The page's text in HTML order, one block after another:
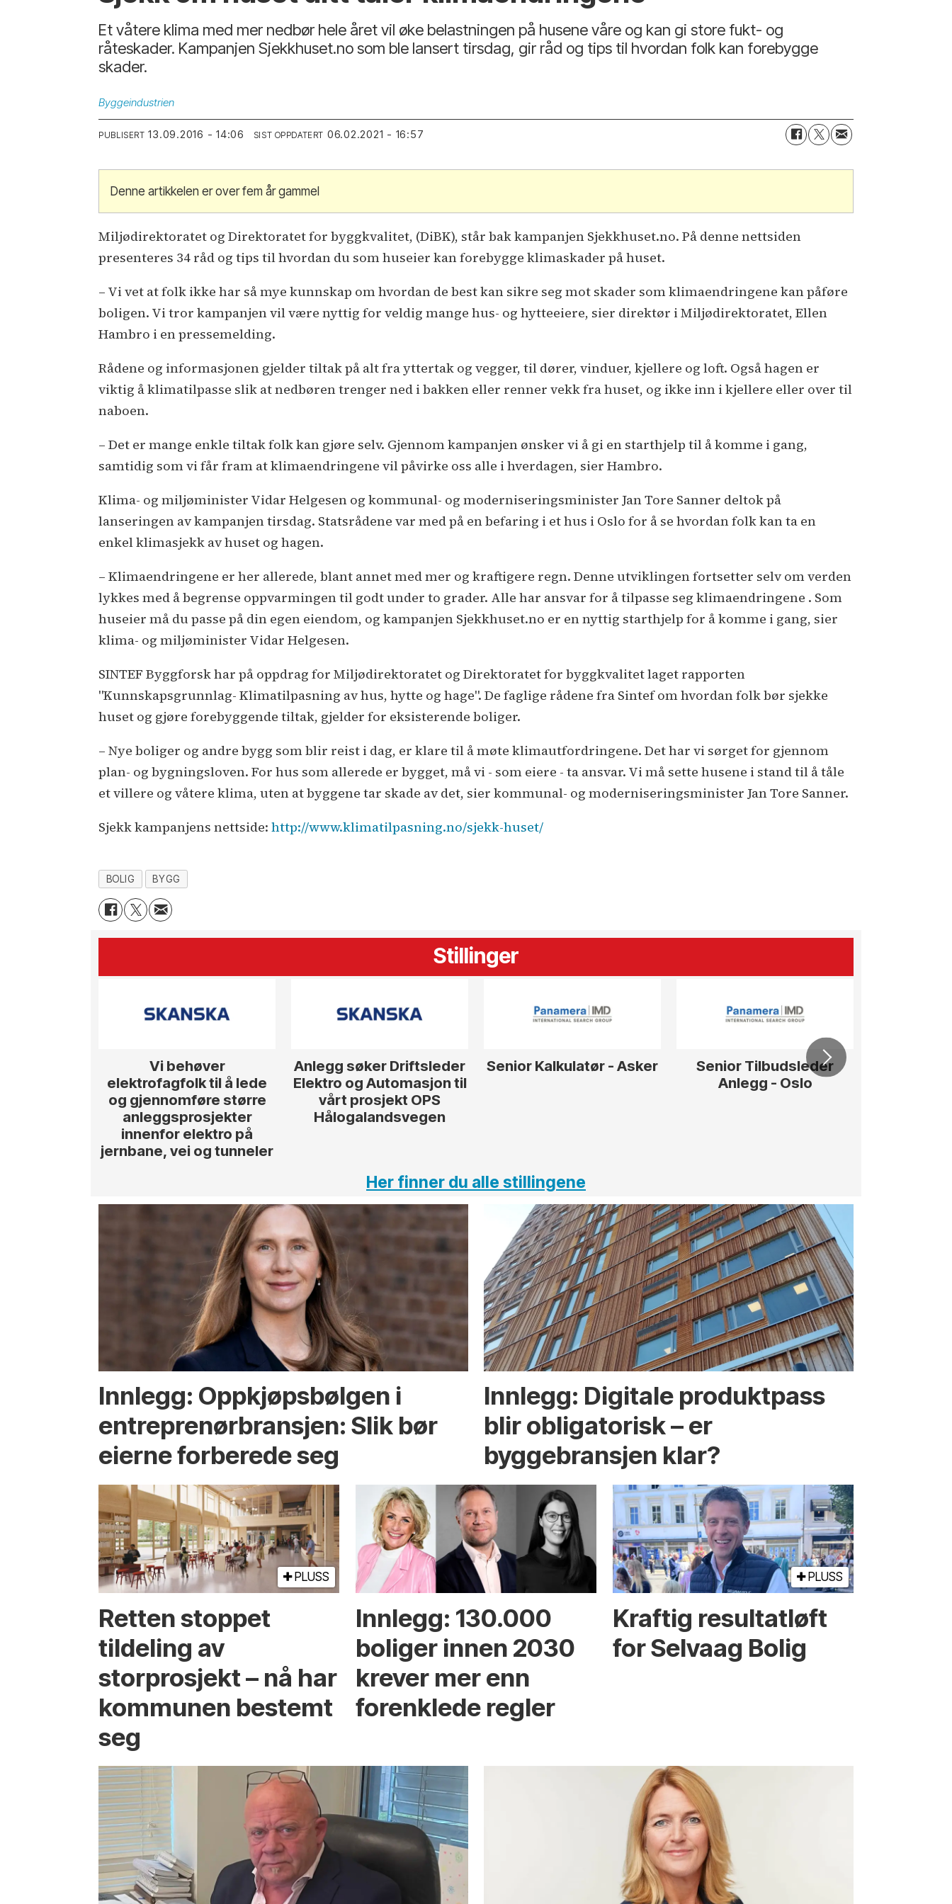
Et våtere klima med mer nedbør hele året vil øke belastningen på husene våre og kan gi store fukt- og
råteskader. Kampanjen Sjekkhuset.no som ble lansert tirsdag, gir råd og tips til hvordan folk kan forebygge
skader.
Byggeindustrien
PUBLISERT 13.09.2016 - 14:06 SIST OPPDATERT 06.02.2021 - 16:57
Denne artikkelen er over fem år gammel
Miljødirektoratet og Direktoratet for byggkvalitet, (DiBK), står bak kampanjen Sjekkhuset.no. På denne nettsiden
presenteres 34 råd og tips til hvordan du som huseier kan forebygge klimaskader på huset.
– Vi vet at folk ikke har så mye kunnskap om hvordan de best kan sikre seg mot skader som klimaendringene kan påføre
boligen. Vi tror kampanjen vil være nyttig for veldig mange hus- og hytteeiere, sier direktør i Miljødirektoratet, Ellen
Hambro i en pressemelding.
Rådene og informasjonen gjelder tiltak på alt fra yttertak og vegger, til dører, vinduer, kjellere og loft. Også hagen er
viktig å klimatilpasse slik at nedbøren trenger ned i bakken eller renner vekk fra huset, og ikke inn i kjellere eller over til
naboen.
– Det er mange enkle tiltak folk kan gjøre selv. Gjennom kampanjen ønsker vi å gi en starthjelp til å komme i gang,
samtidig som vi får fram at klimaendringene vil påvirke oss alle i hverdagen, sier Hambro.
Klima- og miljøminister Vidar Helgesen og kommunal- og moderniseringsminister Jan Tore Sanner deltok på
lanseringen av kampanjen tirsdag. Statsrådene var med på en befaring i et hus i Oslo for å se hvordan folk kan ta en
enkel klimasjekk av huset og hagen.
– Klimaendringene er her allerede, blant annet med mer og kraftigere regn. Denne utviklingen fortsetter selv om verden
lykkes med å begrense oppvarmingen til godt under to grader. Alle har ansvar for å tilpasse seg klimaendringene . Som
huseier må du passe på din egen eiendom, og kampanjen Sjekkhuset.no er en nyttig starthjelp for å komme i gang, sier
klima- og miljøminister Vidar Helgesen.
SINTEF Byggforsk har på oppdrag for Miljødirektoratet og Direktoratet for byggkvalitet laget rapporten
"Kunnskapsgrunnlag- Klimatilpasning av hus, hytte og hage". De faglige rådene fra Sintef om hvordan folk bør sjekke
huset og gjøre forebyggende tiltak, gjelder for eksisterende boliger.
– Nye boliger og andre bygg som blir reist i dag, er klare til å møte klimautfordringene. Det har vi sørget for gjennom
plan- og bygningsloven. For hus som allerede er bygget, må vi - som eiere - ta ansvar. Vi må sette husene i stand til å tåle
et villere og våtere klima, uten at byggene tar skade av det, sier kommunal- og moderniseringsminister Jan Tore Sanner.
Sjekk kampanjens nettside:http://www.klimatilpasning.no/sjekk-huset/
BOLIG BYGG
Stillinger
Vi behøver
elektrofagfolk til å lede
og gjennomføre større
anleggsprosjekter
innenfor elektro på
jernbane, vei og tunneler
Anlegg søker Driftsleder
Elektro og Automasjon til
vårt prosjekt OPS
Hålogalandsvegen
Senior Kalkulatør - Asker
Senior Tilbudsleder
Anlegg - Oslo
Her finner du alle stillingene
Innlegg: Oppkjøps­bølgen i
entreprenør­bransjen: Slik bør
eierne forberede seg
Innlegg: Digitale produktpass
blir obligatorisk – er
byggebransjen klar?
PLUSS
Retten stoppet
tildeling av
storprosjekt – nå har
kommunen bestemt
seg
Innlegg: 130.000
boliger innen 2030
krever mer enn
forenklede regler
PLUSS
Kraftig resultatløft
for Selvaag Bolig